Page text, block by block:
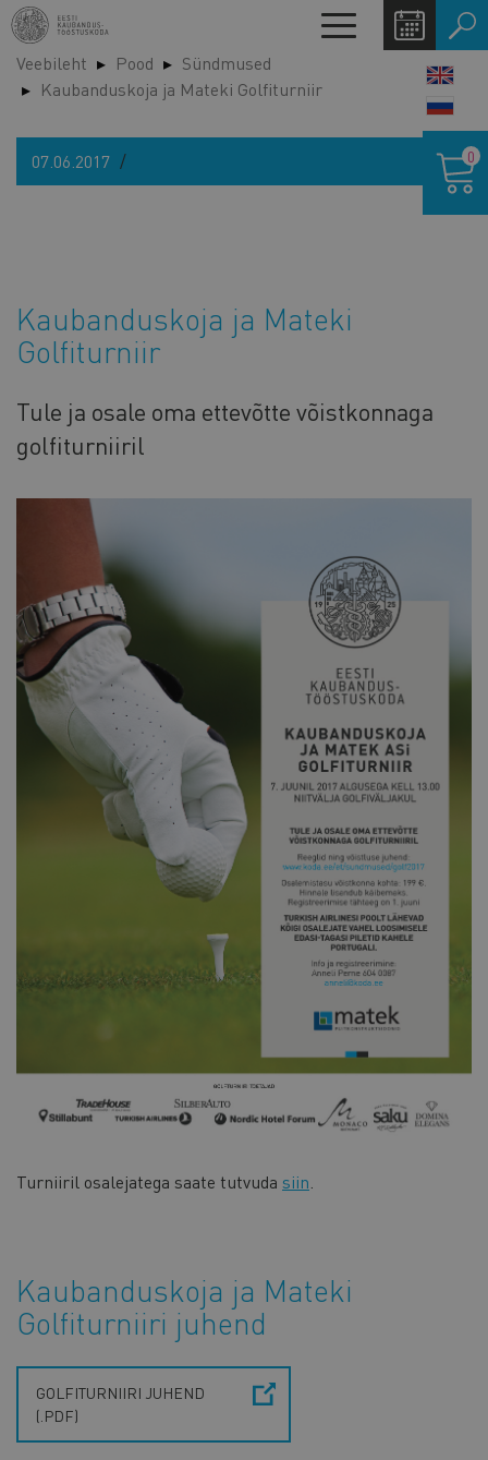
Liigu
edasi
põhisisu
juurde
Toggle
navigation
Veebileht Pood
Sündmused
Kaubanduskoja ja Mateki Golfiturniir
07.06.2017
Kaubanduskoja ja Mateki
Golfiturniir
Tule ja osale oma ettevõtte võistkonnaga
golfiturniiril
Turniiril osalejatega saate tutvuda siin
Kaubanduskoja ja Mateki
Golfiturniiri juhend
GOLFITURNIIRI JUHEND
(.PDF)
0